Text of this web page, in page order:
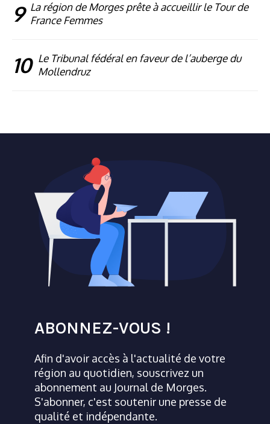
9 La région de Morges prête à accueillir le Tour de
France Femmes
10 Le Tribunal fédéral en faveur de l’auberge du
Mollendruz
ABONNEZ-VOUS !
Afin d'avoir accès à l'actualité de votre
région au quotidien, souscrivez un
abonnement au Journal de Morges.
S'abonner, c'est soutenir une presse de
qualité et indépendante.